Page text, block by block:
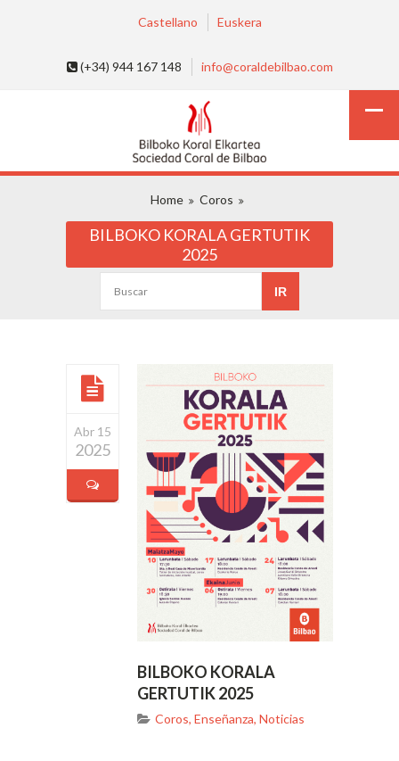
Castellano Euskera
(+34) 944 167 148 info@coraldebilbao.com
Home Coros
BILBOKO KORALA GERTUTIK
2025
Abr 15
2025
BILBOKO KORALA
GERTUTIK 2025
Coros, Enseñanza, Noticias